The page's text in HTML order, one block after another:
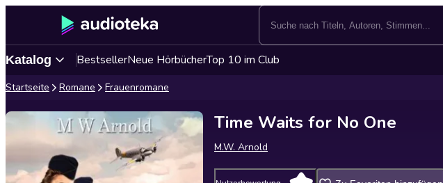
Katalog BestsellerNeue HörbücherTop 10 im Club
Startseite Romane Frauenromane
Time Waits for No One
M.W. Arnold